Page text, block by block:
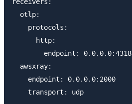
  otlp:
    protocols:
      http:
        endpoint: 0.0.0.0:4318
  awsxray:
    endpoint: 0.0.0.0:2000
    transport: udp